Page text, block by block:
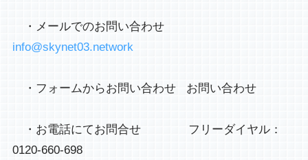
・メールでのお問い合わせ
info@skynet03.network
・フォームからお問い合わせ   お問い合わせ
・お電話にてお問合せ       　　フリーダイヤル：
0120-660-698